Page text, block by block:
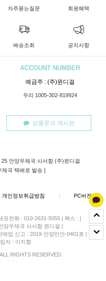
자주묻는질문 회원혜택
배송조회 공지사항
ACCOUNT NUMBER
예금주 : (주)윈디걸
우리 1005-302-819924
상품문의 게시판
안양우체국 사서함 (주)윈디걸
국 택배로 발송 ]
개인정보취급방침 PC버젼
표전화 : 010-2631-5055 팩스 :
양우체국 사서함 윈디걸
매업 신고 : 2019-안양만안-0401호
자 : 이지향
ALL RIGHTS RESERVED.